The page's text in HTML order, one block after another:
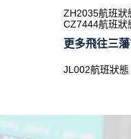
ZH2035航班狀
CZ7444航班狀
更多飛往三
JL002航班狀態